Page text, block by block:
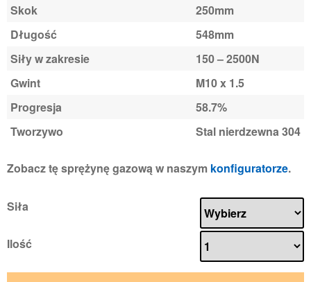
Skok
250mm
Długość
548mm
Siły w zakresie
150 – 2500N
Gwint
M10 x 1.5
Progresja
58.7%
Tworzywo
Stal nierdzewna 304
Zobacz tę sprężynę gazową w naszym konfiguratorze.
Siła
Ilość